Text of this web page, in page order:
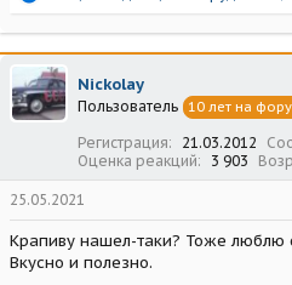
а
к
ц
и
и
Nickolay
Пользователь 10 лет на
Регистрация 21.03.2012
Оценка реакций
3 903
25.05.2021
Крапиву нашел-таки? Тоже люблю
Вкусно и полезно.